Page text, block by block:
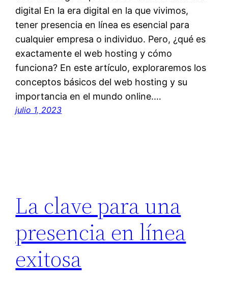
digital En la era digital en la que vivimos,
tener presencia en línea es esencial para
cualquier empresa o individuo. Pero, ¿qué es
exactamente el web hosting y cómo
funciona? En este artículo, exploraremos los
conceptos básicos del web hosting y su
importancia en el mundo online.…
julio 1, 2023
La clave para una
presencia en línea
exitosa